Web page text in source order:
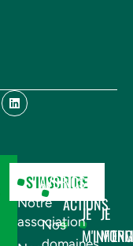
S'INSCRIRE
AVSF
Notre
association
NOS
ACTIONS
Nos
JE JE